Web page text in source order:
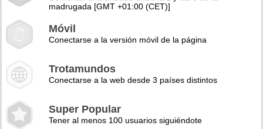
madrugada [GMT +01:00 (CET)]
Móvil
Conectarse a la versión móvil de la página
Trotamundos
Conectarse a la web desde 3 países distintos
Super Popular
Tener al menos 100 usuarios siguiéndote